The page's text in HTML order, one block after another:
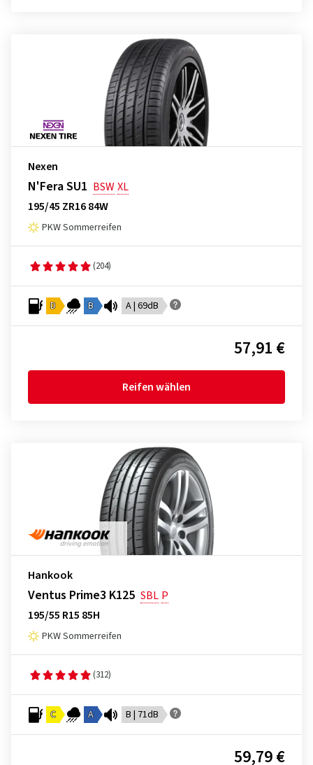
Nexen
N'Fera SU1 BSWXL
195/45 ZR16 84W
PKW Sommerreifen
(204)
D B A | 69dB
57,91 €
Reifen wählen
Hankook
Ventus Prime3 K125 SBL P
195/55 R15 85H
PKW Sommerreifen
(312)
C A B | 71dB
59,79 €